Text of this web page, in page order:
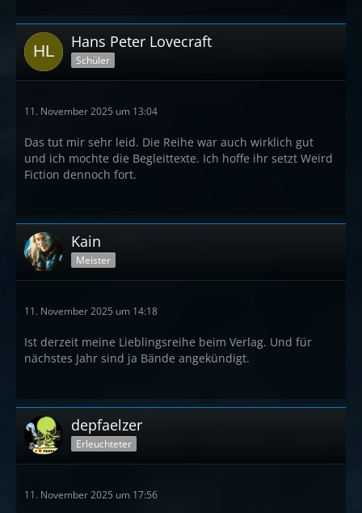
Hans Peter Lovecraft
Schüler
11. November 2025 um 13:04
Das tut mir sehr leid. Die Reihe war auch wirklich gut
und ich mochte die Begleittexte. Ich hoffe ihr setzt Weird
Fiction dennoch fort.
Kain
Meister
11. November 2025 um 14:18
Ist derzeit meine Lieblingsreihe beim Verlag. Und für
nächstes Jahr sind ja Bände angekündigt.
depfaelzer
Erleuchteter
11. November 2025 um 17:56